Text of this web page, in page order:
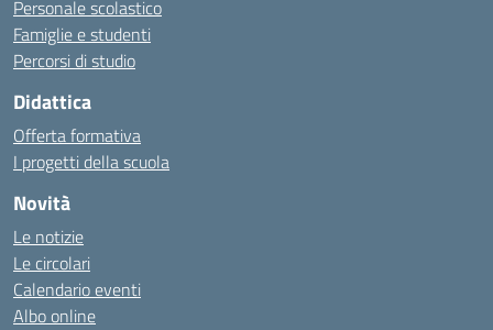
Personale scolastico
Famiglie e studenti
Percorsi di studio
Didattica
Offerta formativa
I progetti della scuola
Novità
Le notizie
Le circolari
Calendario eventi
Albo online